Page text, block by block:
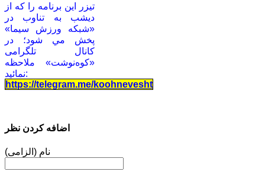
تيزر این برنامه را كه از
دیشب به تناوب در
«شبكه ورزش سيما»
پخش مي شود؛ در
کانال تلگرامی
«کوه‌نوشت» ملاحظه
نمائید:
https://telegram.me/koohnevesht
اضافه کردن نظر
نام (الزامی)